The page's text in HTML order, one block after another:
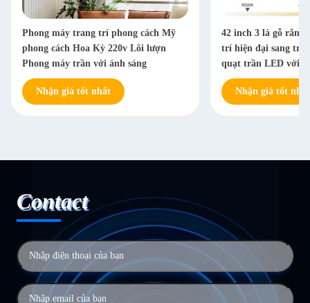
Phong máy trang trí phong cách Mỹ
phong cách Hoa Kỳ 220v Lôi lượn
Phong máy trần với ánh sáng
Nhận giá tốt nhất
42 inch 3 lá gỗ rắn
trí hiện đại sang
quạt trần LED với
Nhận giá tốt nhất
Contact